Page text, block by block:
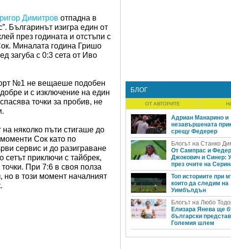
Димитров отпадна в
Българинът изигра един от
през годината и отстъпи с
Миналата година Гришо
загуба с 0:3 сета от Иво
№1 не вещаеше подобен
и с изключение на един
точки за пробив, не
няколко пъти стигаше до
Сок като по
сервис и до разиграване
сетът приключи с тайбрек,
При 7:6 в своя полза
но в този момент началният
БЛОГ
ОТ АВТОРИТЕ
Адриан Манарино и
незавършената
срещу Федерер
Блогът на Станко
От Сампрас и
Джокович и Синер:
през очите на
Топ историите при
които да следим на
Уимбълдън
Блогът на Любо
Елизара Янева ще
български
Големия шлем